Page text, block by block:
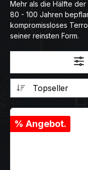
Mehr als die Hälfte
80 - 100 Jahren
kompromissloses
seiner reinsten Form.
% Angebot.